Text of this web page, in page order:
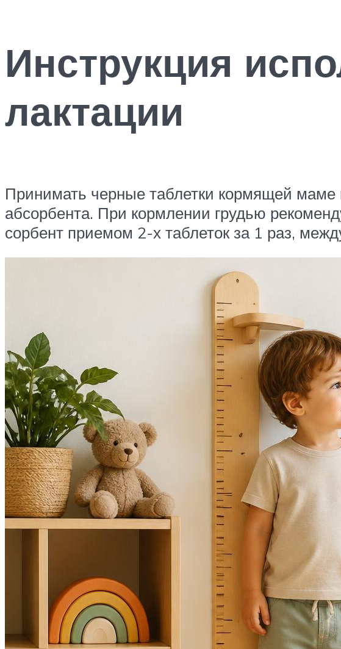
Инструкция
лактации
Принимать черные таблетки кормящей
абсорбента. При кормлении грудью
сорбент приемом 2-х таблеток за 1 раз,